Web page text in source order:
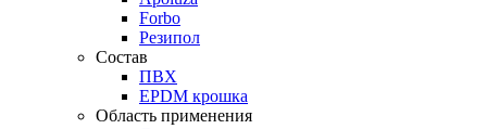
Forbo
Резипол
Состав
ПВХ
EPDM крошка
Область применения